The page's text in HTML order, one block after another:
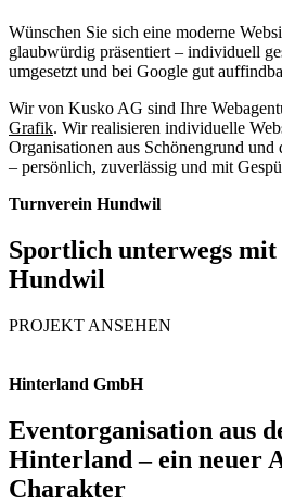
Wünschen Sie sich eine moderne
glaubwürdig präsentiert – individuell
umgesetzt und bei Google gut
Wir von Kusko AG sind Ihre
Grafik. Wir realisieren individuelle
Organisationen aus Schönengrund und
– persönlich, zuverlässig und mit
Turnverein Hundwil
Sportlich unterwegs
Hundwil
PROJEKT ANSEHEN
Hinterland GmbH
Eventorganisation aus
Hinterland – ein neuer
Charakter